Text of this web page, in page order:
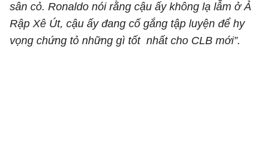
sân cỏ. Ronaldo nói rằng cậu ấy không lạ lẫm ở Ả
Rập Xê Út, cậu ấy đang cố gắng tập luyện để hy
vọng chứng tỏ những gì tốt nhất cho CLB mới”.